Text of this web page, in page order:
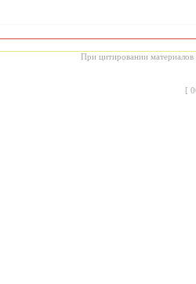
При цитировании материалов
[